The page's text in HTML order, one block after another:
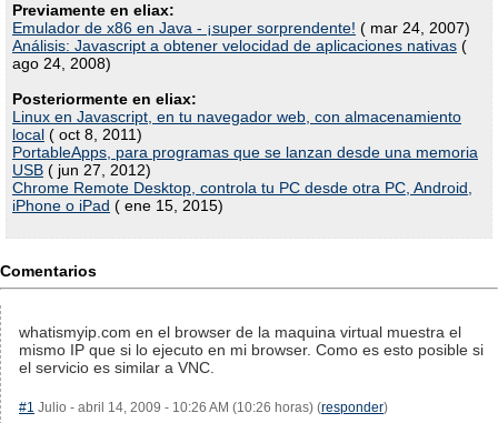
Previamente en eliax:
Emulador de x86 en Java - ¡super sorprendente! ( mar 24, 2007)
Análisis: Javascript a obtener velocidad de aplicaciones nativas (
ago 24, 2008)
Posteriormente en eliax:
Linux en Javascript, en tu navegador web, con almacenamiento
local ( oct 8, 2011)
PortableApps, para programas que se lanzan desde una memoria
USB ( jun 27, 2012)
Chrome Remote Desktop, controla tu PC desde otra PC, Android,
iPhone o iPad ( ene 15, 2015)
Comentarios
whatismyip.com en el browser de la maquina virtual muestra el
mismo IP que si lo ejecuto en mi browser. Como es esto posible si
el servicio es similar a VNC.
#1 Julio - abril 14, 2009 - 10:26 AM (10:26 horas) (responder)